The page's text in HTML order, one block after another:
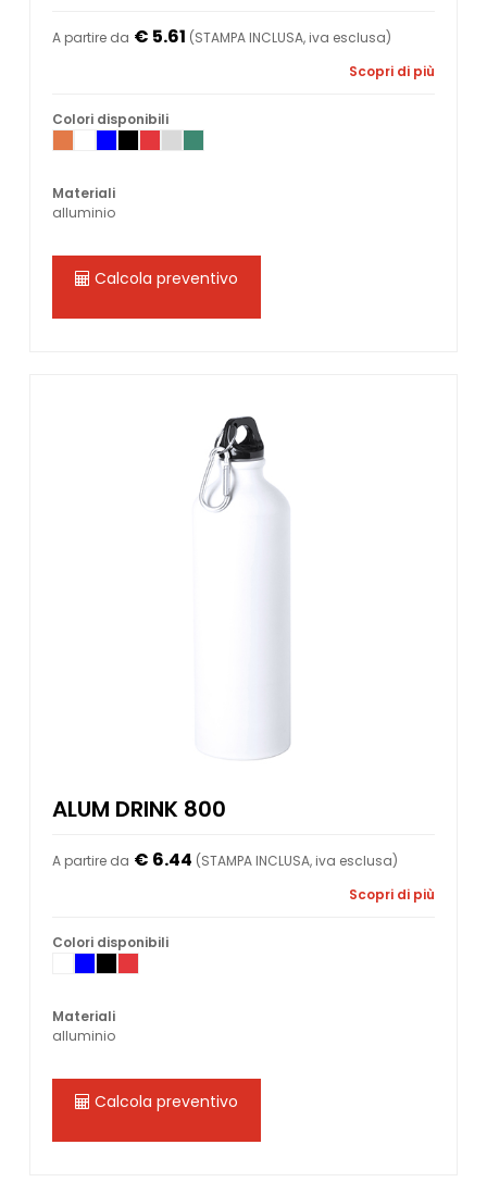
A partire da € 5.61 (STAMPA INCLUSA, iva esclusa)
Scopri di più
Colori disponibili
Materiali
alluminio
Calcola preventivo
ALUM DRINK 800
A partire da € 6.44 (STAMPA INCLUSA, iva esclusa)
Scopri di più
Colori disponibili
Materiali
alluminio
Calcola preventivo